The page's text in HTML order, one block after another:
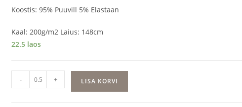
Koostis: 95% Puuvill 5% Elastaan
Kaal: 200g/m2 Laius: 148cm
22.5 laos
Maailmakaart
kogus
- + LISA KORVI